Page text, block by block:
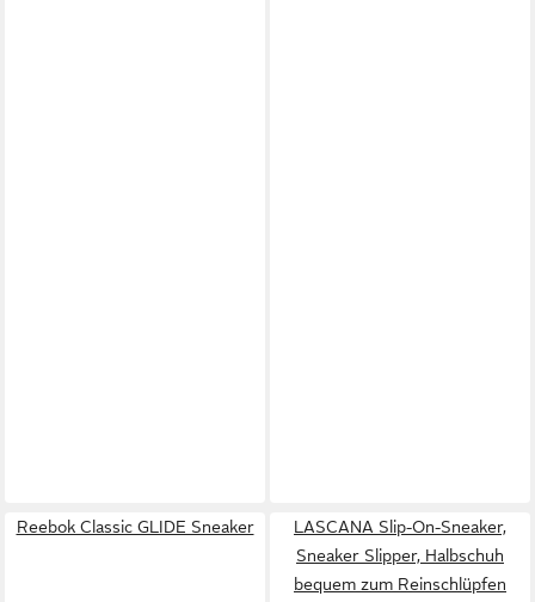
Reebok Classic GLIDE Sneaker
LASCANA Slip-On-Sneaker,
Sneaker Slipper, Halbschuh
bequem zum Reinschlüpfen